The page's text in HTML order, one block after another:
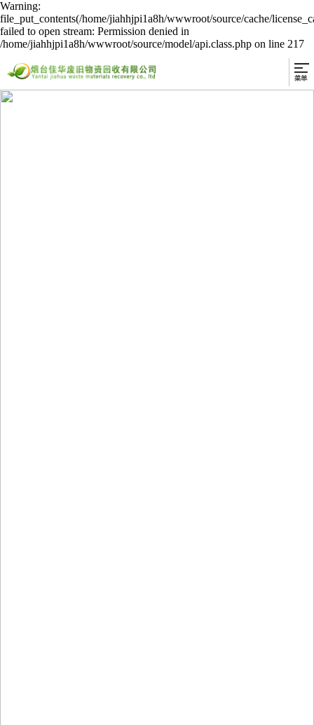
Warning:
file_put_contents(/home/jiahhjpi1a8h/wwwroot/source/cache/
failed to open stream: Permission denied in
/home/jiahhjpi1a8h/wwwroot/source/model/api.class.php on line 217